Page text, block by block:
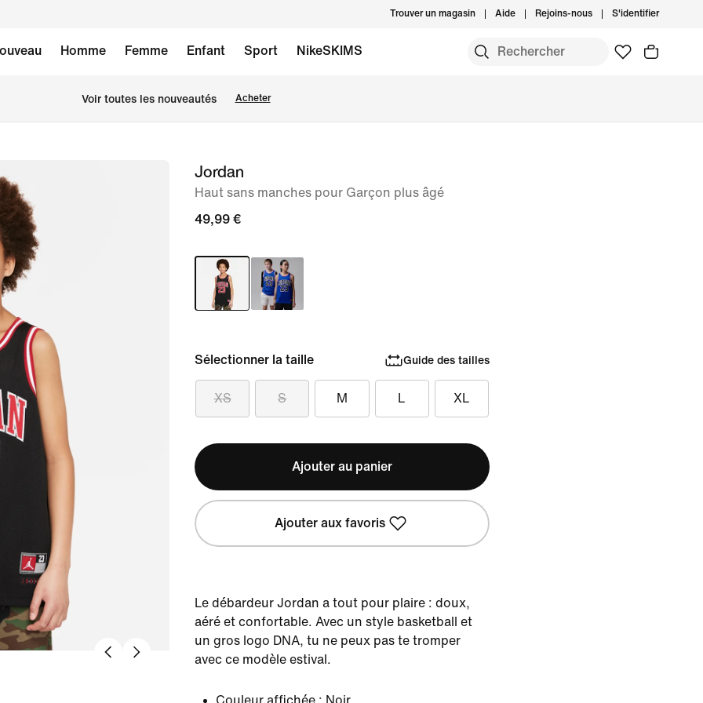
Trouver un magasin Aide Rejoins-nous S'identifier
Homme Femme Enfant Sport NikeSKIMS
Voir toutes les nouveautés Acheter
image 1Jordan
Haut sans manches pour Garçon plus âgé
49,99 €
Sélectionner la taille Guide des tailles
XS S M L XL
Ajouter au panier
Ajouter aux favoris
Le débardeur Jordan a tout pour plaire : doux,
aéré et confortable. Avec un style basketball et
un gros logo DNA, tu ne peux pas te tromper
avec ce modèle estival.
Couleur affichée : Noir